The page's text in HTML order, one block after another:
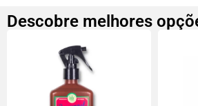
Descobre melhores